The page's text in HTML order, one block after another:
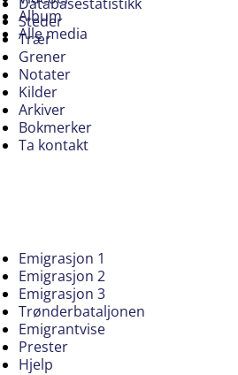
Album
Alle media
Steder
Trær
Grener
Notater
Kilder
Arkiver
Bokmerker
Ta kontakt
Emigrasjon 1
Emigrasjon 2
Emigrasjon 3
Trønderbataljonen
Emigrantvise
Prester
Hjelp